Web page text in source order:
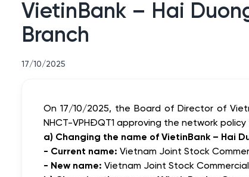
VietinBank – Hai
Branch
17/10/2025
On 17/10/2025, the Board of Director of
NHCT-VPHĐQT1 approving the network policy
a) Changing the name of VietinBank – Hai
- Current name: Vietnam Joint Stock
- New name: Vietnam Joint Stock